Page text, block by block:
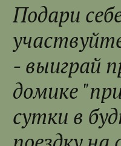
Подари
- выиграй
домике
сутки в